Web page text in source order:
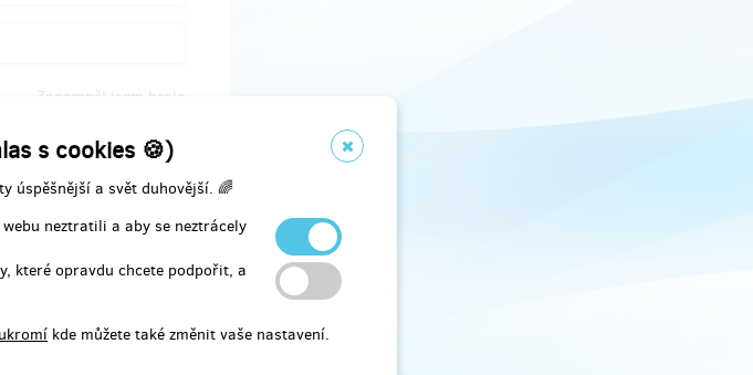
s cookies 🍪)
úspěšnější a svět duhovější. 🌈
neztratili a aby se neztrácely
které opravdu chcete podpořit, a
kde můžete také změnit vaše nastavení.
Zapomněl jsem heslo